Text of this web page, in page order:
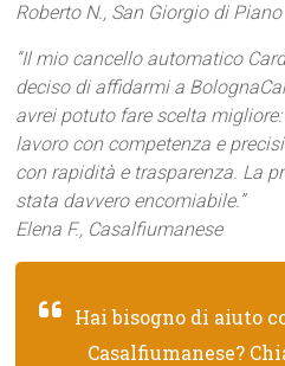
Roberto N., San Giorgio di Piano
“Il mio cancello automatico
deciso di affidarmi a
avrei potuto fare scelta
lavoro con competenza e
con rapidità e trasparenza. La
stata davvero encomiabile.”
Elena F., Casalfiumanese
Hai bisogno di aiuto
Casalfiumanese?